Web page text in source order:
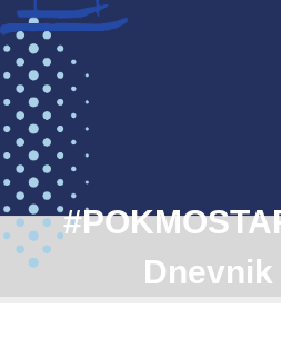
Dnevnik